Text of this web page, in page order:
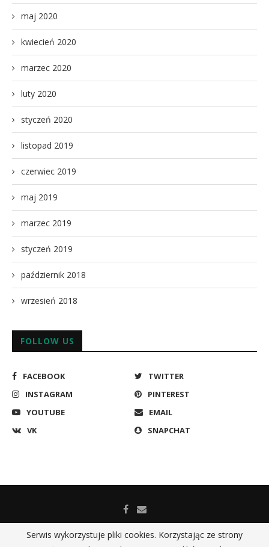
maj 2020
kwiecień 2020
marzec 2020
luty 2020
styczeń 2020
listopad 2019
czerwiec 2019
maj 2019
marzec 2019
styczeń 2019
październik 2018
wrzesień 2018
FOLLOW US
FACEBOOK
TWITTER
INSTAGRAM
PINTEREST
YOUTUBE
EMAIL
VK
SNAPCHAT
Serwis wykorzystuje pliki cookies. Korzystając ze strony